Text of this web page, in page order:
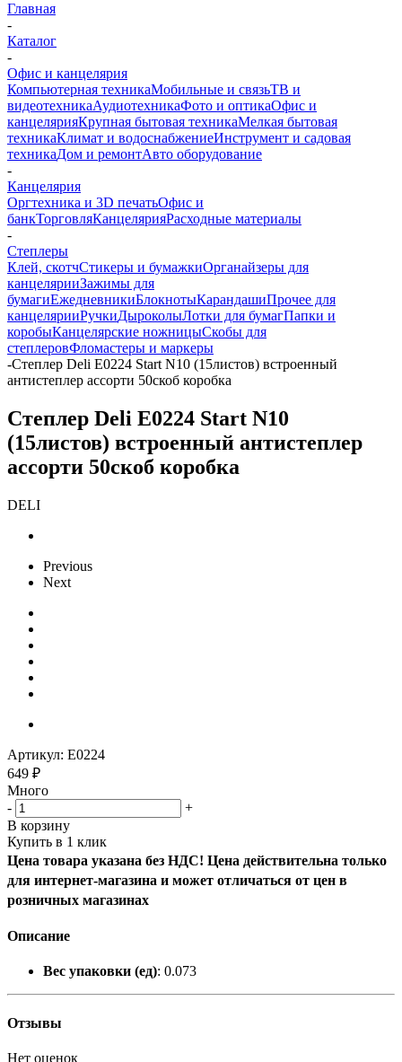
Главная
-
Каталог
-
Офис и канцелярия
Компьютерная техникаМобильные и связьТВ и
видеотехникаАудиотехникаФото и оптикаОфис и
канцелярияКрупная бытовая техникаМелкая бытовая
техникаКлимат и водоснабжениеИнструмент и садовая
техникаДом и ремонтАвто оборудование
-
Канцелярия
Оргтехника и 3D печатьОфис и
банкТорговляКанцелярияРасходные материалы
-
Степлеры
Клей, скотчСтикеры и бумажкиОрганайзеры для
канцелярииЗажимы для
бумагиЕжедневникиБлокнотыКарандашиПрочее для
канцелярииРучкиДыроколыЛотки для бумагПапки и
коробыКанцелярские ножницыСкобы для
степлеровФломастеры и маркеры
-Степлер Deli E0224 Start N10 (15листов) встроенный
антистеплер ассорти 50скоб коробка
Степлер Deli E0224 Start N10
(15листов) встроенный антистеплер
ассорти 50скоб коробка
DELI
Previous
Next
Артикул: E0224
649 ₽
Много
-
+
В корзину
Купить в 1 клик
Цена товара указана без НДС! Цена действительна только
для интернет-магазина и может отличаться от цен в
розничных магазинах
Описание
Вес упаковки (ед): 0.073
Отзывы
Нет оценок